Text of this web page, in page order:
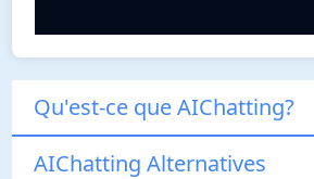
Qu'est-ce que AIChatting?
AIChatting Alternatives